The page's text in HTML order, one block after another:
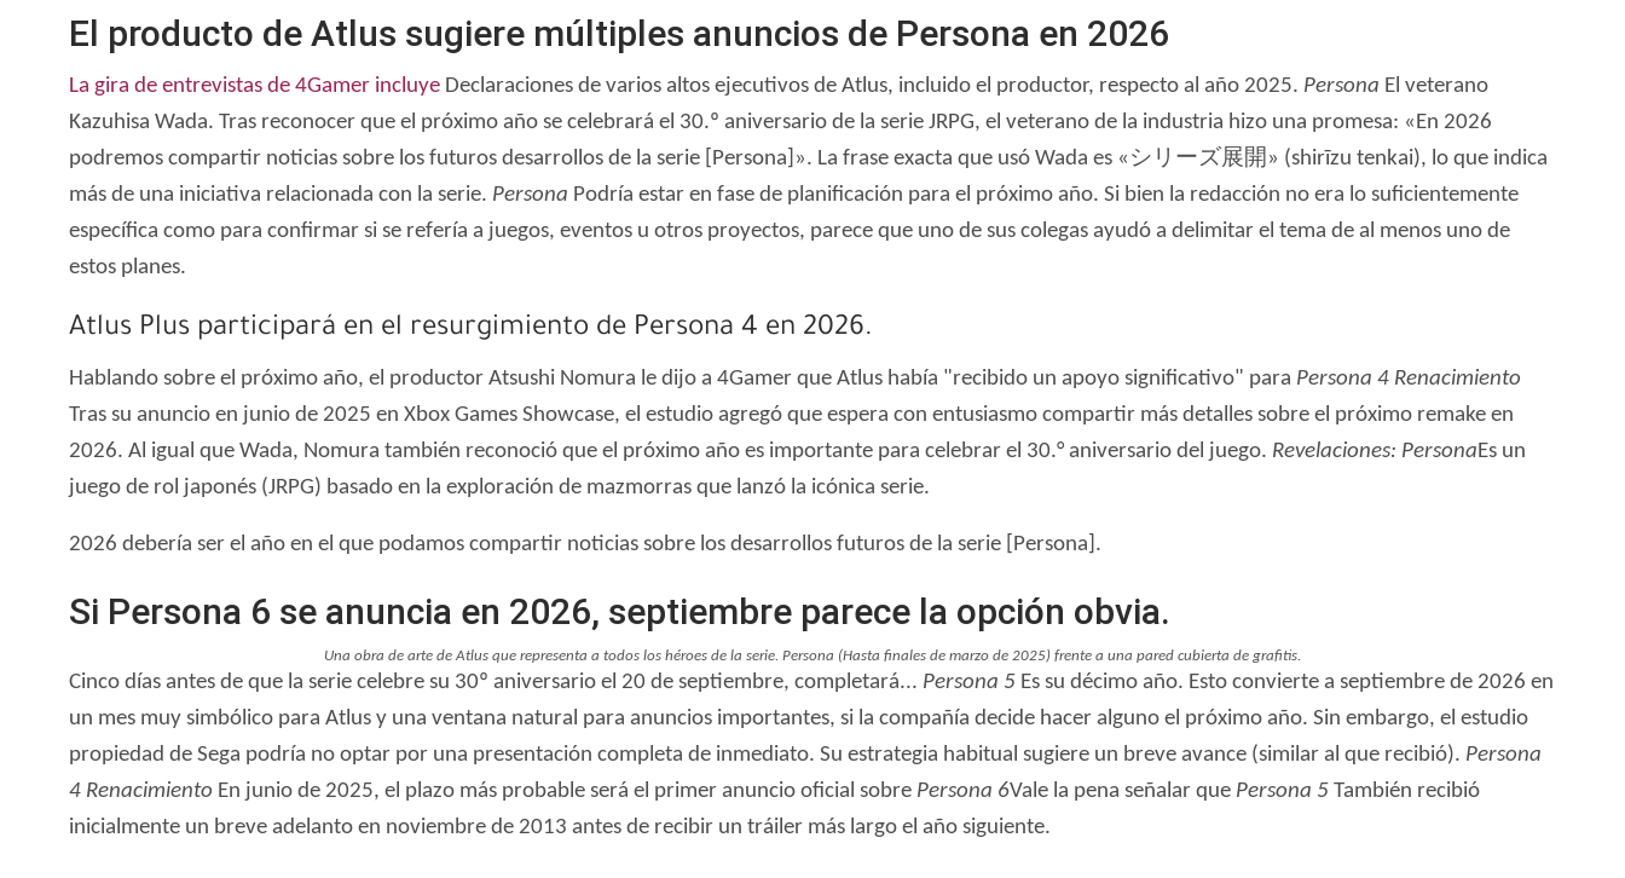
El producto de Atlus sugiere múltiples anuncios de Persona en 2026
La gira de entrevistas de 4Gamer incluye Declaraciones de varios altos ejecutivos de Atlus, incluido el productor, respecto al año 2025. Persona El veterano
Kazuhisa Wada. Tras reconocer que el próximo año se celebrará el 30.º aniversario de la serie JRPG, el veterano de la industria hizo una promesa: «En 2026
podremos compartir noticias sobre los futuros desarrollos de la serie [Persona]». La frase exacta que usó Wada es «シリーズ展開» (shirīzu tenkai), lo que indica
más de una iniciativa relacionada con la serie. Persona Podría estar en fase de planificación para el próximo año. Si bien la redacción no era lo suficientemente
específica como para confirmar si se refería a juegos, eventos u otros proyectos, parece que uno de sus colegas ayudó a delimitar el tema de al menos uno de
estos planes.
Atlus Plus participará en el resurgimiento de Persona 4 en 2026.
Hablando sobre el próximo año, el productor Atsushi Nomura le dijo a 4Gamer que Atlus había "recibido un apoyo significativo" para Persona 4 Renacimiento
Tras su anuncio en junio de 2025 en Xbox Games Showcase, el estudio agregó que espera con entusiasmo compartir más detalles sobre el próximo remake en
2026. Al igual que Wada, Nomura también reconoció que el próximo año es importante para celebrar el 30.° aniversario del juego. Revelaciones: Persona Es un
juego de rol japonés (JRPG) basado en la exploración de mazmorras que lanzó la icónica serie.
2026 debería ser el año en el que podamos compartir noticias sobre los desarrollos futuros de la serie [Persona].
Si Persona 6 se anuncia en 2026, septiembre parece la opción obvia.
Una obra de arte de Atlus que representa a todos los héroes de la serie. Persona (Hasta finales de marzo de 2025) frente a una pared cubierta de grafitis.
Cinco días antes de que la serie celebre su 30º aniversario el 20 de septiembre, completará... Persona 5 Es su décimo año. Esto convierte a septiembre de 2026 en
un mes muy simbólico para Atlus y una ventana natural para anuncios importantes, si la compañía decide hacer alguno el próximo año. Sin embargo, el estudio
propiedad de Sega podría no optar por una presentación completa de inmediato. Su estrategia habitual sugiere un breve avance (similar al que recibió). Persona
4 Renacimiento En junio de 2025, el plazo más probable será el primer anuncio oficial sobre Persona 6Vale la pena señalar que Persona 5 También recibió
inicialmente un breve adelanto en noviembre de 2013 antes de recibir un tráiler más largo el año siguiente.